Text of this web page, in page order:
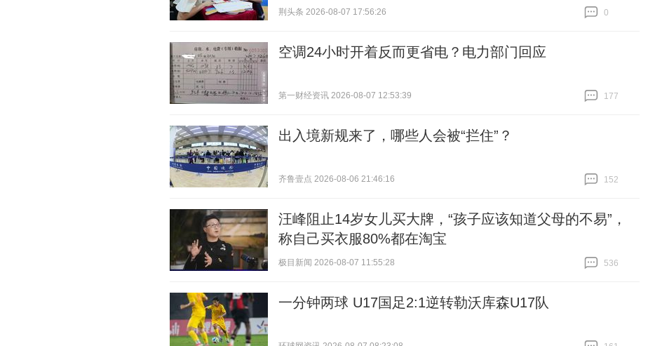
荆头条 2026-08-07 17:56:26
0
空调24小时开着反而更省电？电力部门回应
第一财经资讯 2026-08-07 12:53:39
177
出入境新规来了，哪些人会被“拦住”？
齐鲁壹点 2026-08-06 21:46:16
152
汪峰阻止14岁女儿买大牌，“孩子应该知道父母的不易”，
称自己买衣服80%都在淘宝
极目新闻 2026-08-07 11:55:28
536
一分钟两球 U17国足2:1逆转勒沃库森U17队